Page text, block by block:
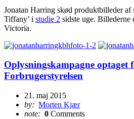
Jonatan Harring skød produktbilleder af
Tiffany’ i studie 2 sidste uge. Billederne
Victoria.
Oplysningskampagne
Forbrugerstyrelsen
21. maj 2015
by: Morten Kjær
note: 0 Comments